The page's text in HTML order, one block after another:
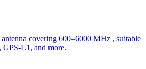
covering 600–6000 MHz , suitable
L1, and more.